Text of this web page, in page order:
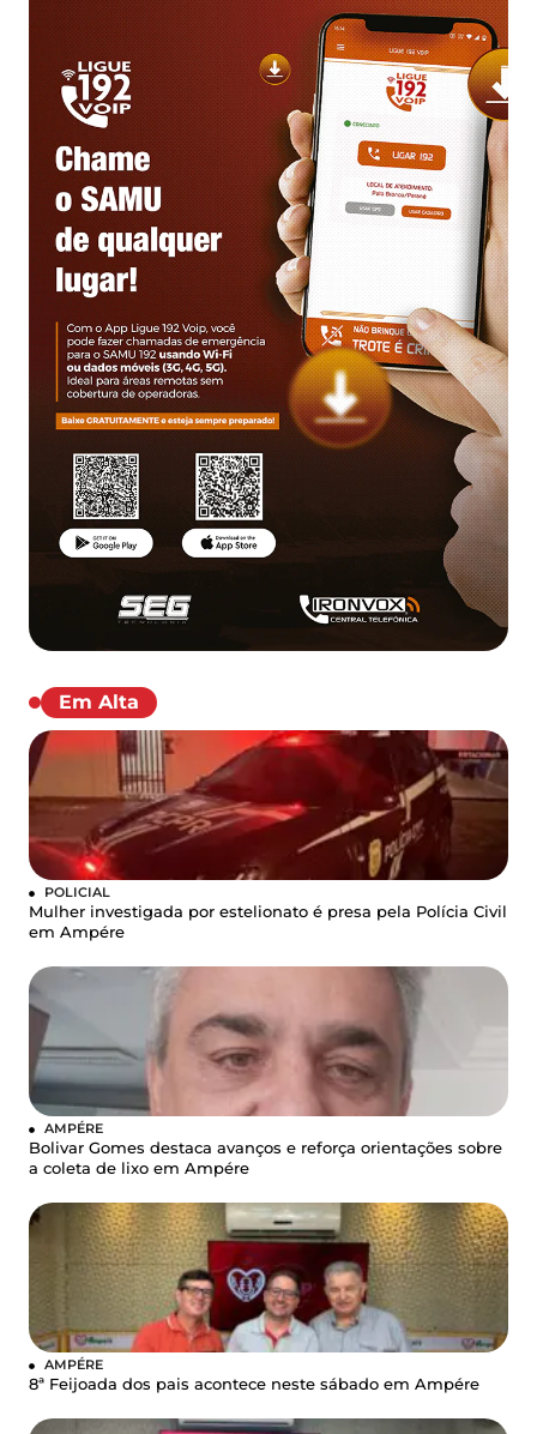
Em Alta
POLICIAL
Mulher investigada por estelionato é presa pela Polícia Civil
em Ampére
AMPÉRE
Bolivar Gomes destaca avanços e reforça orientações sobre
a coleta de lixo em Ampére
AMPÉRE
8ª Feijoada dos pais acontece neste sábado em Ampére